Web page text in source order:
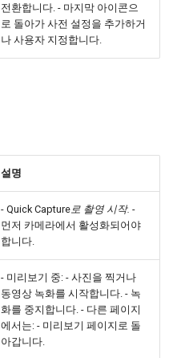
전환합니다. - 마지막 아이콘으
로 돌아가 사전 설정을 추가하거
나 사용자 지정합니다.
설명
- Quick Capture 로 촬영 시작. -
먼저 카메라에서 활성화되어야
합니다.
- 미리보기 중: - 사진을 찍거나
동영상 녹화를 시작합니다. - 녹
화를 중지합니다. - 다른 페이지
에서는: - 미리보기 페이지로 돌
아갑니다.